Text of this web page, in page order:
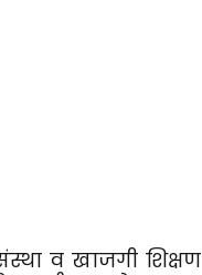
व खाजगी शिक्षण